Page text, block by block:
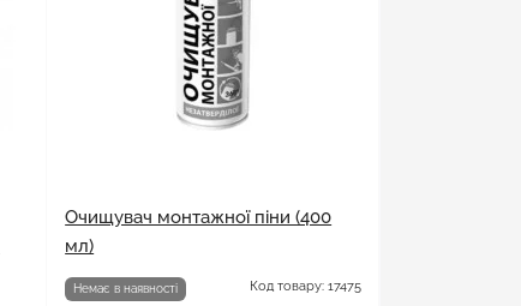
Очищувач монтажної піни (400
мл)
Немає в наявності Код товару: 17475